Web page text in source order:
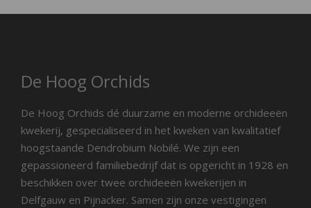
De Hoog Orchids
De Hoog Orchids dé duurzame en moderne orchideeën
kwekerij, gespecialiseerd in het kweken van kwalitatief
hoogstaande Dendrobium Nobilé. We zijn een
gepassioneerd familiebedrijf dat is opgericht in 1928 en
beschikken over twee orchideeën kwekerijen in
Delfgauw en Pijnacker. Samen zijn onze vestigingen